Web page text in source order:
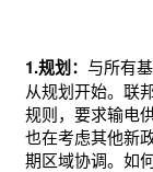
1.规划： 与所有
从规划开始。联
规则，要求输电
也在考虑其他新
期区域协调。如